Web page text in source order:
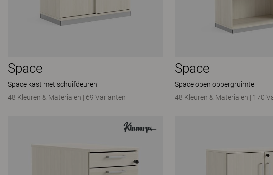
Space
Space kast met schuifdeuren
48 Kleuren & Materialen | 69 Varianten
Space
Space open opbergruimte
48 Kleuren & Materialen | 170